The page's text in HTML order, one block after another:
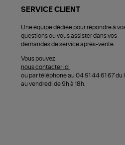
SERVICE CLIENT
Une équipe dédiée pour répondre à
questions ou vous assister dans vos
demandes de service après-vente.
Vous pouvez
nous contacter ici
ou par téléphone au 04 91 44 61 67 du
au vendredi de 9h à 18h.